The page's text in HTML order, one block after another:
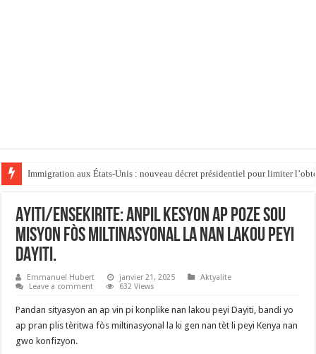
Immigration aux États-Unis : nouveau décret présidentiel pour limiter
AYITI/ENSEKIRITE: ANPIL KESYON AP POZE SOU
MISYON FÒS MILTINASYONAL LA NAN LAKOU PEYI
DAYITI.
Emmanuel Hubert janvier 21, 2025
Aktyalite
Leave a comment
632 Views
Pandan sityasyon an ap vin pi konplike nan lakou peyi Dayiti, bandi yo
ap pran plis tèritwa fòs miltinasyonal la ki gen nan tèt li peyi Kenya nan
gwo konfizyon.